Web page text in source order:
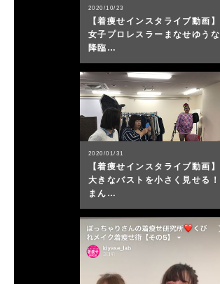
2020/10/23
【着痩せインスタライブ動画】
女子プロレスラーまなせゆうな
降臨…
2020/01/31
【着痩せインスタライブ動画】
大きなバストを小さく見せる！
まん…